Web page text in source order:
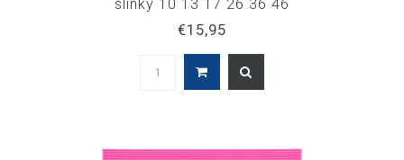
slinky 10 13 17 26 36 46
€15,95